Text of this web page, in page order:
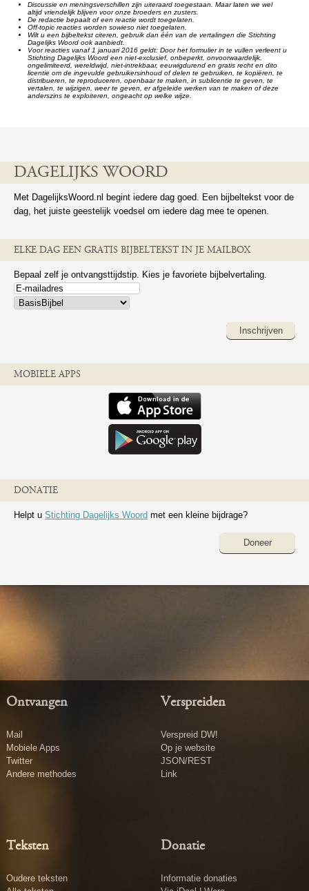
Discussie en meningsverschillen zijn uiteraard toegestaan. Maar laten we wel
altijd vriendelijk blijven voor onze broeders en zusters.
De redactie bepaalt of een reactie wordt toegelaten.
Off-topic reacties worden sowieso niet toegelaten.
Wilt u een bijbeltekst citeren, gebruik dan één van de vertalingen die Stichting
Dagelijks Woord ook aanbiedt.
Voor reacties vanaf 1 januari 2016 geldt: Door het formulier in te vullen verleent u
Stichting Dagelijks Woord een niet-exclusief, onbeperkt, onvoorwaardelijk,
ongelimiteerd, wereldwijd, niet-intrekbaar, eeuwigdurend en gratis recht en dito
licentie om de ingevulde gebruikersinhoud of delen te gebruiken, te kopiëren, te
distribueren, te reproduceren, openbaar te maken, in sublicentie te geven, te
vertalen, te wijzigen, weer te geven, er afgeleide werken van te maken of deze
anderszins te exploiteren, ongeacht op welke wijze.
DAGELIJKS WOORD
Met DagelijksWoord.nl begint iedere dag goed. Een bijbeltekst voor de
dag, het juiste geestelijk voedsel om iedere dag mee te openen.
ELKE DAG EEN GRATIS BIJBELTEKST IN JE MAILBOX
Bepaal zelf je ontvangsttijdstip. Kies je favoriete bijbelvertaling.
Inschrijven
MOBIELE APPS
DONATIE
Helpt u Stichting Dagelijks Woord met een kleine bijdrage?
Doneer
Ontvangen
Mail
Mobiele Apps
Twitter
Andere methodes
Verspreiden
Verspreid DW!
Op je website
JSON/REST
Link
Teksten
Oudere teksten
Donatie
Informatie donaties